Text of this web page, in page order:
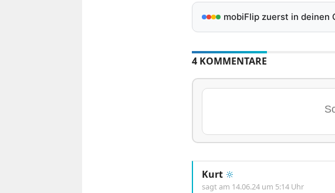
mobiFlip zuerst in deinen
4 KOMMENTARE
Kurt 🔆
sagt am 14.06.24 um 5:14 Uhr